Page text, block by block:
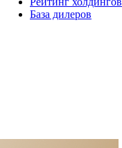
База дилеров